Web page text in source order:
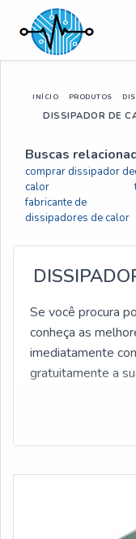
INÍCIO PRODUTOS
DISSIPADOR DE
Buscas
comprar dissipador de
calor
fabricante de
dissipadores de calor
Se você procura
conheça as
imediatamente
gratuitamente a